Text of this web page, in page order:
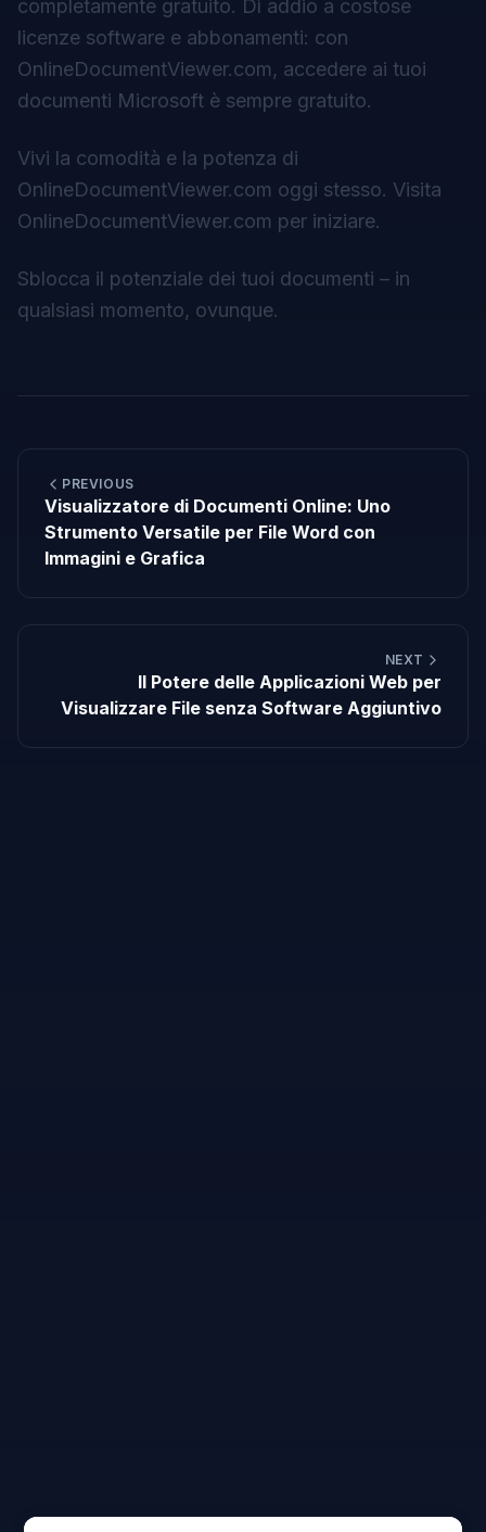
completamente gratuito. Dì addio a costose
licenze software e abbonamenti: con
OnlineDocumentViewer.com, accedere ai tuoi
documenti Microsoft è sempre gratuito.
Vivi la comodità e la potenza di
OnlineDocumentViewer.com oggi stesso. Visita
OnlineDocumentViewer.com per iniziare.
Sblocca il potenziale dei tuoi documenti – in
qualsiasi momento, ovunque.
PREVIOUS
Visualizzatore di Documenti Online: Uno
Strumento Versatile per File Word con
Immagini e Grafica
NEXT
Il Potere delle Applicazioni Web per
Visualizzare File senza Software Aggiuntivo